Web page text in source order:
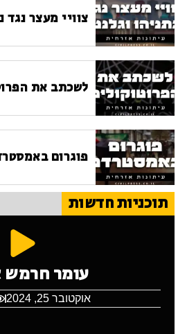
צוויי מעצר נגד
לשכתב את
פוגרום
תוכניות חדשות
עומר חרמש
אוקטובר 25, 2024